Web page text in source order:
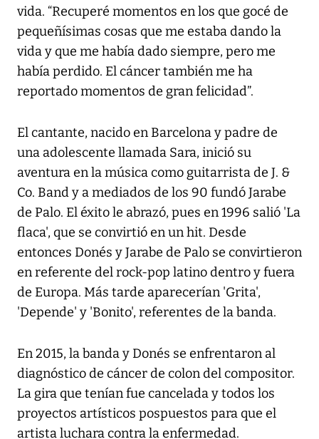
vida. “Recuperé momentos en los que gocé de
pequeñísimas cosas que me estaba dando la
vida y que me había dado siempre, pero me
había perdido. El cáncer también me ha
reportado momentos de gran felicidad”.
El cantante, nacido en Barcelona y padre de
una adolescente llamada Sara, inició su
aventura en la música como guitarrista de J. &
Co. Band y a mediados de los 90 fundó Jarabe
de Palo. El éxito le abrazó, pues en 1996 salió 'La
flaca', que se convirtió en un hit. Desde
entonces Donés y Jarabe de Palo se convirtieron
en referente del rock-pop latino dentro y fuera
de Europa. Más tarde aparecerían 'Grita',
'Depende' y 'Bonito', referentes de la banda.
En 2015, la banda y Donés se enfrentaron al
diagnóstico de cáncer de colon del compositor.
La gira que tenían fue cancelada y todos los
proyectos artísticos pospuestos para que el
artista luchara contra la enfermedad.